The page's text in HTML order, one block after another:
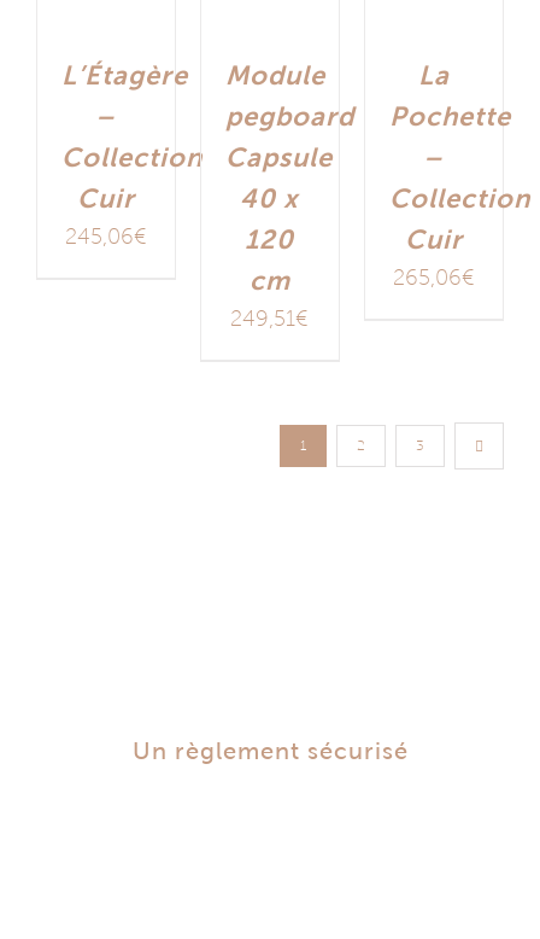
L’Étagère
–
Collection
Cuir
245,06€
Module
pegboard
Capsule
40 x
120
cm
249,51€
La
Pochette
–
Collection
Cuir
265,06€
1 2 3
Un règlement sécurisé